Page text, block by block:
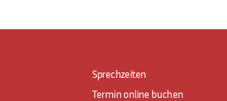
Sprechzeiten
Termin online buchen